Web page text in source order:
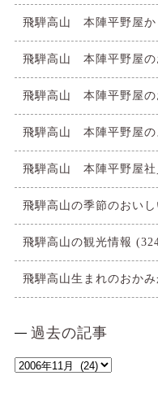
飛騨高山 本陣平野屋か
飛騨高山 本陣平野屋の
飛騨高山 本陣平野屋の
飛騨高山 本陣平野屋の
飛騨高山 本陣平野屋社
飛騨高山の季節のおい
飛騨高山の観光情報
飛騨高山生まれのおか
過去の記事
過